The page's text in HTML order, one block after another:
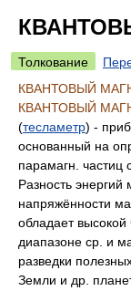
Толкование
КВАНТОВЫЙ
КВАНТОВЫЙ
(тесламетр) -
основанный на
парамагн. частиц
Разность
напряжённости
обладает высокой
диапазоне ср. и
разведки
Земли и др.